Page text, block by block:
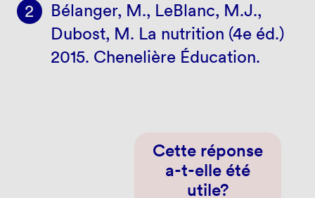
Bélanger, M., LeBlanc, M.J.,
Dubost, M. La nutrition (4e éd.)
2015. Chenelière Éducation.
Cette réponse
a-t-elle été
utile?